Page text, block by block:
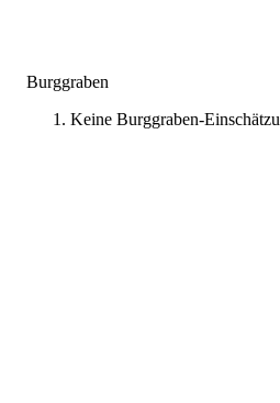
Burggraben
Keine Burggraben-